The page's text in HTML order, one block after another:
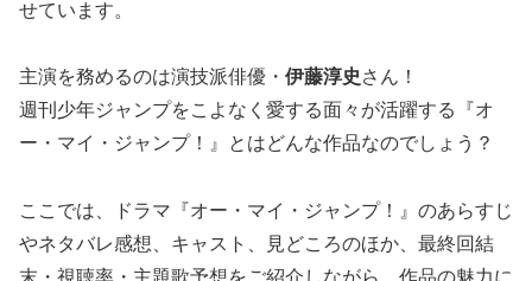
せています。
主演を務めるのは演技派俳優・ 伊藤淳史 さん！
週刊少年ジャンプをこよなく愛する面々が活躍する『オ
ー・マイ・ジャンプ！』とはどんな作品なのでしょう？
ここでは、ドラマ『オー・マイ・ジャンプ！』のあらすじ
やネタバレ感想、キャスト、見どころのほか、最終回結